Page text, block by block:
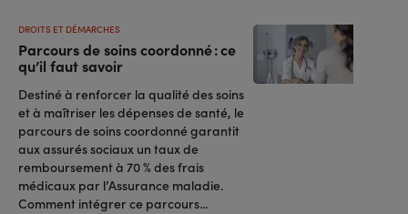
Parcours de soins coordonné : ce
qu’il faut savoir
DROITS ET DÉMARCHES
Destiné à renforcer la qualité des soins
et à maîtriser les dépenses de santé, le
parcours de soins coordonné garantit
aux assurés sociaux un taux de
remboursement à 70 % des frais
médicaux par l’Assurance maladie.
Comment intégrer ce parcours...